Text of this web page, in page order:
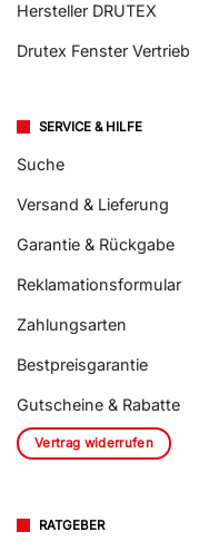
Hersteller DRUTEX
Drutex Fenster Vertrieb
SERVICE & HILFE
Suche
Versand & Lieferung
Garantie & Rückgabe
Reklamationsformular
Zahlungsarten
Bestpreisgarantie
Gutscheine & Rabatte
Vertrag widerrufen
RATGEBER